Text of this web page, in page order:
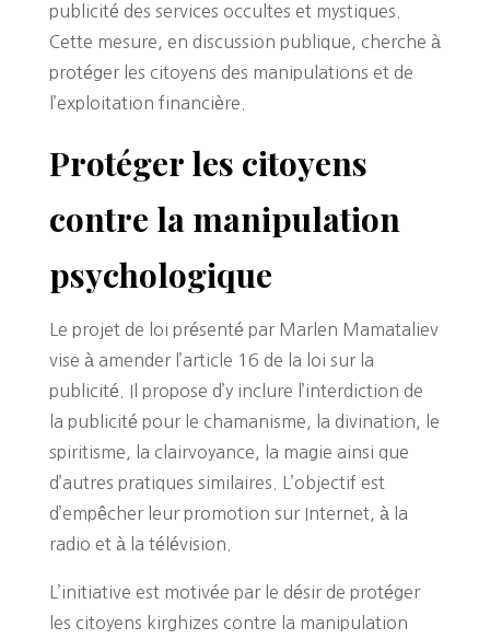
publicité des services occultes et mystiques.
Cette mesure, en discussion publique, cherche à
protéger les citoyens des manipulations et de
l’exploitation financière.
Protéger les citoyens
contre la manipulation
psychologique
Le projet de loi présenté par Marlen Mamataliev
vise à amender l’article 16 de la loi sur la
publicité. Il propose d’y inclure l’interdiction de
la publicité pour le chamanisme, la divination, le
spiritisme, la clairvoyance, la magie ainsi que
d’autres pratiques similaires. L’objectif est
d’empêcher leur promotion sur Internet, à la
radio et à la télévision.
L’initiative est motivée par le désir de protéger
les citoyens kirghizes contre la manipulation